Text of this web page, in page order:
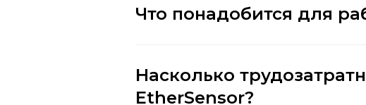
Что понадобится для
Насколько
EtherSensor?